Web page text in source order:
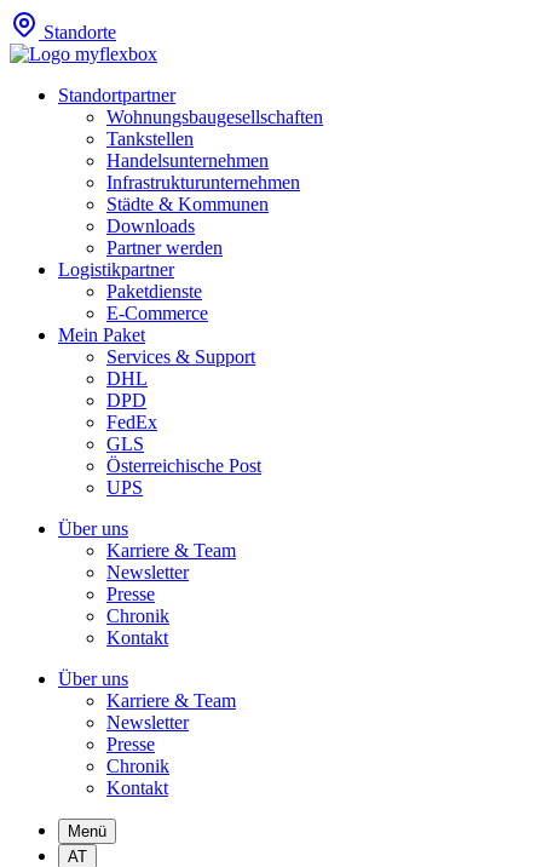
Standorte
Standortpartner
Wohnungsbaugesellschaften
Tankstellen
Handelsunternehmen
Infrastrukturunternehmen
Städte & Kommunen
Downloads
Partner werden
Logistikpartner
Paketdienste
E-Commerce
Mein Paket
Services & Support
DHL
DPD
FedEx
GLS
Österreichische Post
UPS
Über uns
Karriere & Team
Newsletter
Presse
Chronik
Kontakt
Über uns
Karriere & Team
Newsletter
Presse
Chronik
Kontakt
Menü
AT